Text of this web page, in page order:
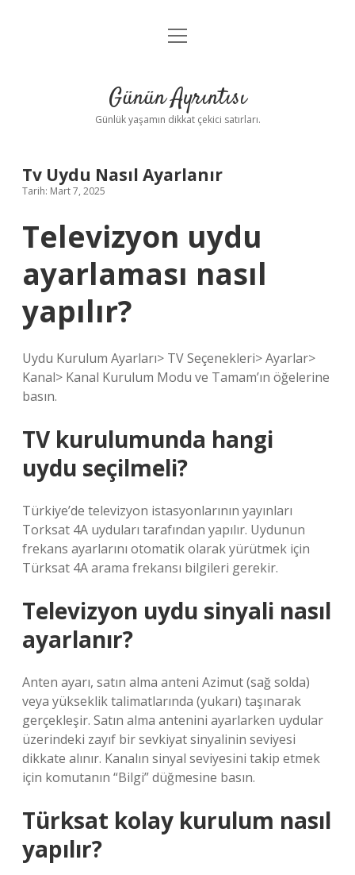
Anasayfa
Yasal Uyarı
menüyü
Günün Ayrıntısı
Günlük yaşamın dikkat çekici satırları.
Tv Uydu Nasıl Ayarlanır
Tarih: Mart 7, 2025
Televizyon uydu
ayarlaması nasıl
yapılır?
Uydu Kurulum Ayarları> TV Seçenekleri> Ayarlar>
Kanal> Kanal Kurulum Modu ve Tamam’ın öğelerine
basın.
TV kurulumunda hangi
uydu seçilmeli?
Türkiye’de televizyon istasyonlarının yayınları
Torksat 4A uyduları tarafından yapılır. Uydunun
frekans ayarlarını otomatik olarak yürütmek için
Türksat 4A arama frekansı bilgileri gerekir.
Televizyon uydu sinyali nasıl
ayarlanır?
Anten ayarı, satın alma anteni Azimut (sağ solda)
veya yükseklik talimatlarında (yukarı) taşınarak
gerçekleşir. Satın alma antenini ayarlarken uydular
üzerindeki zayıf bir sevkiyat sinyalinin seviyesi
dikkate alınır. Kanalın sinyal seviyesini takip etmek
için komutanın “Bilgi” düğmesine basın.
Türksat kolay kurulum nasıl
yapılır?